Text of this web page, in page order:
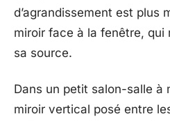
d’agrandissement est plus
miroir face à la fenêtre, qui
sa source.
Dans un petit salon-salle à
miroir vertical posé entre